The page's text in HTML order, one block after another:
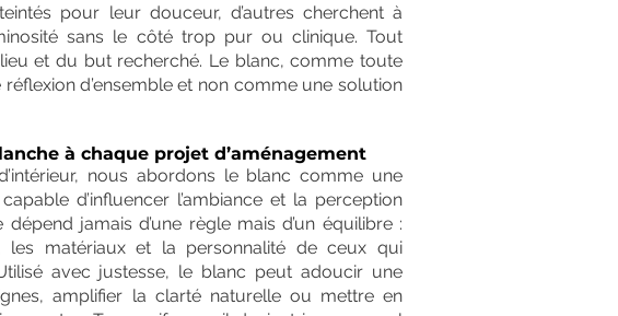
pour leur douceur, d’autres cherchent à
sans le côté trop pur ou clinique. Tout
et du but recherché. Le blanc, comme toute
réflexion d’ensemble et non comme une solution
à chaque projet d’aménagement
nous abordons le blanc comme une
d’influencer l’ambiance et la perception
dépend jamais d’une règle mais d’un équilibre :
les matériaux et la personnalité de ceux qui
avec justesse, le blanc peut adoucir une
amplifier la clarté naturelle ou mettre en